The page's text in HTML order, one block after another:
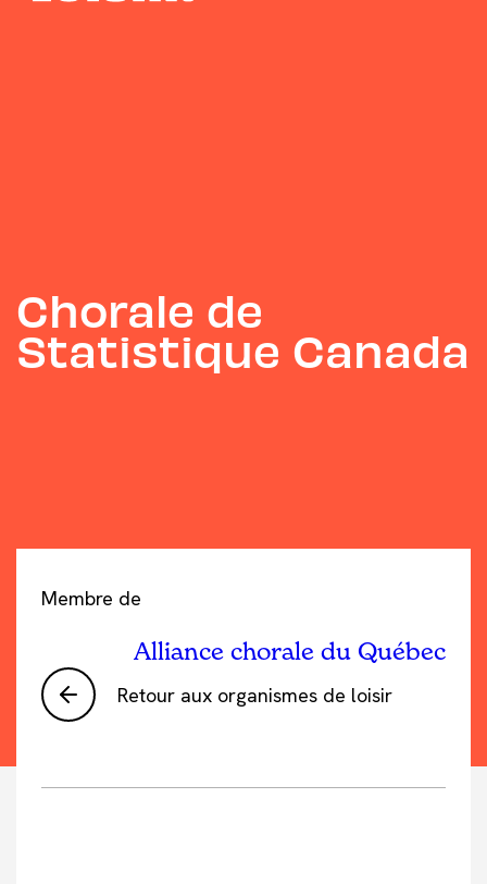
Chorale de
Statistique Canada
Retour aux organismes de loisir
Membre de
Alliance chorale du Québec